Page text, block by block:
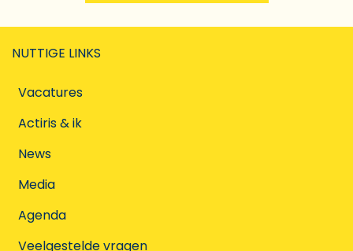
NUTTIGE LINKS
Vacatures
Actiris & ik
News
Media
Agenda
Veelgestelde vragen